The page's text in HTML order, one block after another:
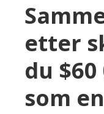
etter
du
som